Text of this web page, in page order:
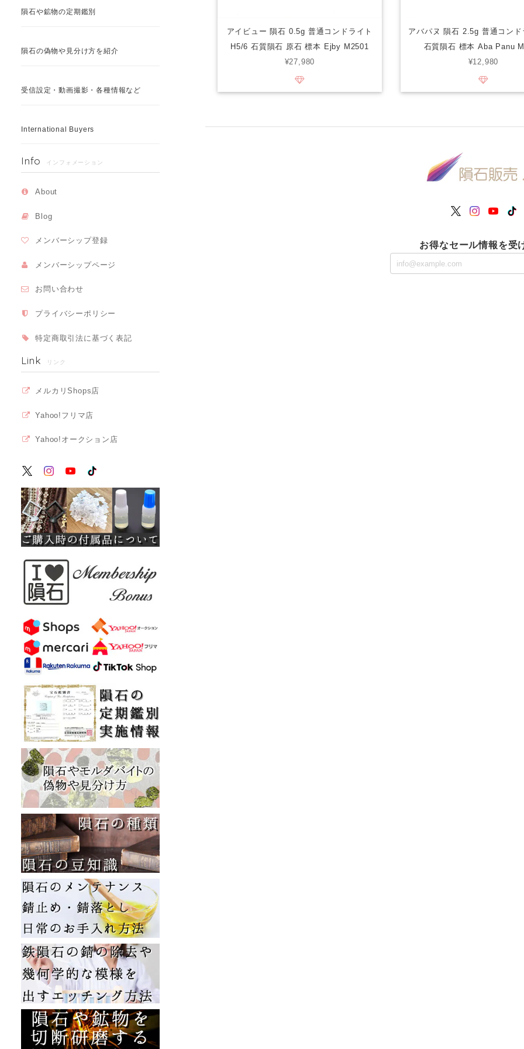
隕石や鉱物の定期鑑別
隕石の偽物や見分け方を紹介
受信設定・動画撮影・各種情報など
International Buyers
Info インフォメーション
About
Blog
メンバーシップ登録
メンバーシップページ
お問い合わせ
プライバシーポリシー
特定商取引法に基づく表記
Link リンク
メルカリShops店
Yahoo!フリマ店
Yahoo!オークション店
アイビュー 隕石 0.5g 普通コンドライト
H5/6 石質隕石 原石 標本 Ejby M2501
¥27,980
アバパヌ 隕石 2.5g 普通コン
石質隕石 標本 Aba Panu
¥12,980
お得なセール情報を受